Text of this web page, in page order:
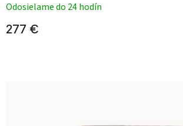
Odosielame do 24 hodín
277 €